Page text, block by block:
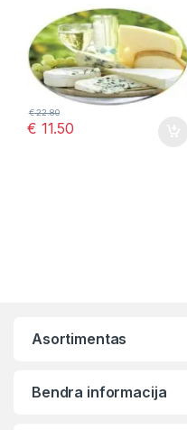
€ 11.50
€22.80
Asortimentas
Bendra informacija